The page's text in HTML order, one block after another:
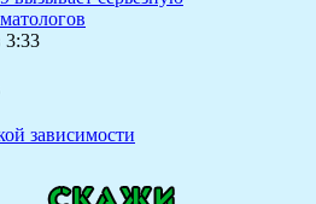
3:33
зависимости